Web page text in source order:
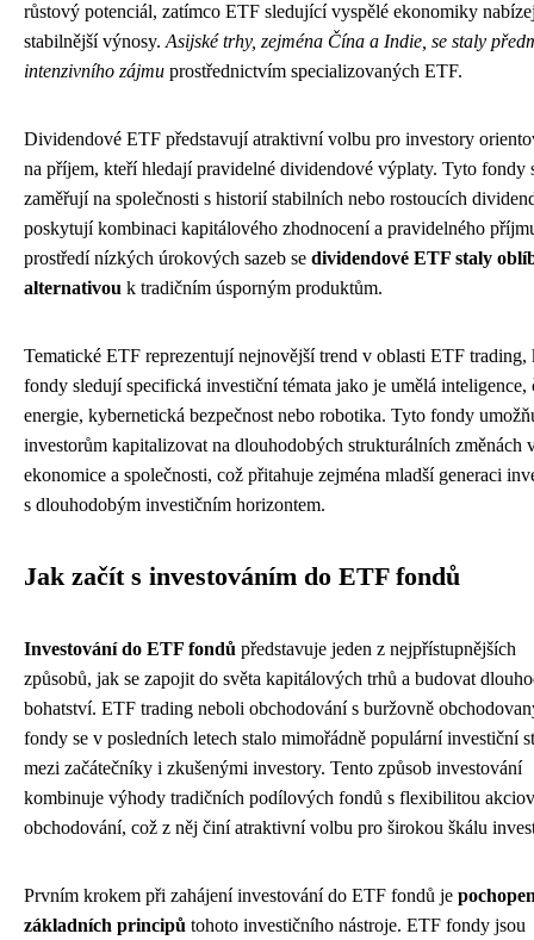
růstový potenciál, zatímco ETF sledující vyspělé ekonomiky
stabilnější výnosy. Asijské trhy, zejména Čína a Indie, se staly
intenzivního zájmu prostřednictvím specializovaných ETF.
Dividendové ETF představují atraktivní volbu pro investory
na příjem, kteří hledají pravidelné dividendové výplaty. Tyto fondy
zaměřují na společnosti s historií stabilních nebo rostoucích
poskytují kombinaci kapitálového zhodnocení a pravidelného
prostředí nízkých úrokových sazeb se dividendové ETF staly
alternativou k tradičním úsporným produktům.
Tematické ETF reprezentují nejnovější trend v oblasti ETF trading,
fondy sledují specifická investiční témata jako je umělá inteligence,
energie, kybernetická bezpečnost nebo robotika. Tyto fondy
investorům kapitalizovat na dlouhodobých strukturálních změnách
ekonomice a společnosti, což přitahuje zejména mladší generaci
s dlouhodobým investičním horizontem.
Jak začít s investováním do ETF fondů
Investování do ETF fondů představuje jeden z nejpřístupnějších
způsobů, jak se zapojit do světa kapitálových trhů a budovat
bohatství. ETF trading neboli obchodování s buržovně
fondy se v posledních letech stalo mimořádně populární investiční
mezi začátečníky i zkušenými investory. Tento způsob investování
kombinuje výhody tradičních podílových fondů s flexibilitou
obchodování, což z něj činí atraktivní volbu pro širokou škálu
Prvním krokem při zahájení investování do ETF fondů je
základních principů tohoto investičního nástroje. ETF fondy jsou